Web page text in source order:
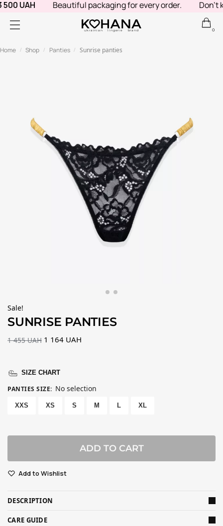
UAH Beautiful packaging for every order. Don't
ukrainian lingerie brand 0
Home / Shop / Panties / Sunrise panties
Sale!
SUNRISE PANTIES
1 455UAH 1 164 UAH
SIZE CHART
PANTIES SIZE: No selection
XXS XS S M L XL
ADD TO CART
Add to Wishlist
DESCRIPTION
CARE GUIDE